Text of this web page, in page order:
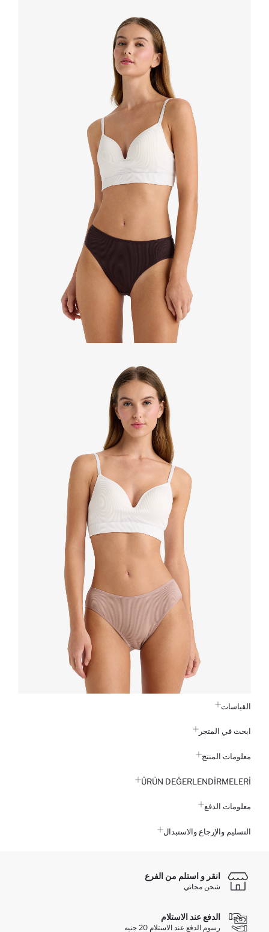
القياسات
ابحث في المتجر
معلومات المنتج
ÜRÜN DEĞERLENDİRMELERİ
معلومات الدفع
التسليم والإرجاع والاستبدال
انقر و استلم من الفرع
شحن مجاني
الدفع عند الاستلام
رسوم الدفع عند الاستلام 20 جنيه